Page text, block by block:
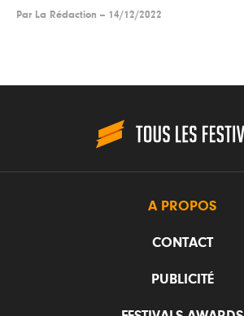
Par La Rédaction -- 14/12/2022
A PROPOS
CONTACT
PUBLICITÉ